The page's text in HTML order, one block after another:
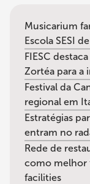
Musicarium
Escola SESI
FIESC
Zortéa para a
Festival da
regional em
Estratégias
entram no
Rede de
como melhor
facilities